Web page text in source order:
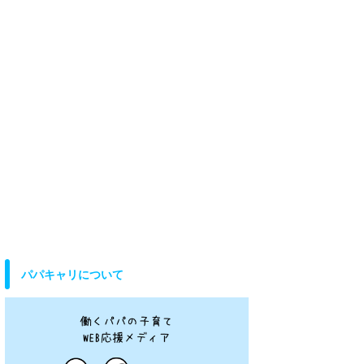
パパキャリについて